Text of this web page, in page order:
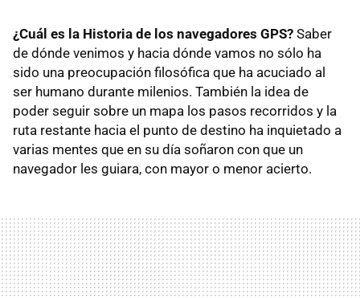
¿Cuál es la Historia de los navegadores GPS? Saber
de dónde venimos y hacia dónde vamos no sólo ha
sido una preocupación filosófica que ha acuciado al
ser humano durante milenios. También la idea de
poder seguir sobre un mapa los pasos recorridos y la
ruta restante hacia el punto de destino ha inquietado a
varias mentes que en su día soñaron con que un
navegador les guiara, con mayor o menor acierto.